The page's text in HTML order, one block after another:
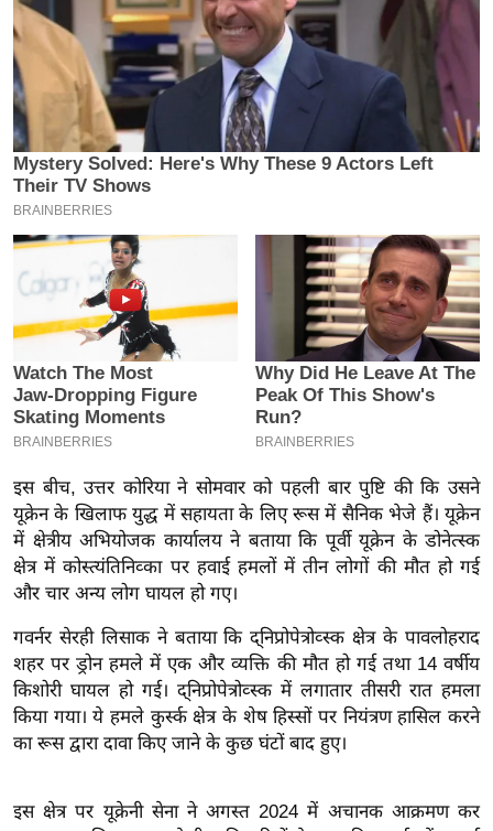
ल
क्रि
के
ट
I
P
L
2
0
6
क्रा
इ
म
ई
-
पे
प
र
मि
सा
ल
मि
इस बीच, उत्तर कोरिया ने सोमवार को पहली बार पुष्टि की कि उसने
यूक्रेन के खिलाफ युद्ध में सहायता के लिए रूस में सैनिक भेजे हैं। यूक्रेन
में क्षेत्रीय अभियोजक कार्यालय ने बताया कि पूर्वी यूक्रेन के डोनेत्स्क
क्षेत्र में कोस्त्यंतिनिव्का पर हवाई हमलों में तीन लोगों की मौत हो गई
और चार अन्य लोग घायल हो गए।
गवर्नर सेरही लिसाक ने बताया कि द्निप्रोपेत्रोव्स्क क्षेत्र के पावलोहराद
शहर पर ड्रोन हमले में एक और व्यक्ति की मौत हो गई तथा 14 वर्षीय
किशोरी घायल हो गई। द्निप्रोपेत्रोव्स्क में लगातार तीसरी रात हमला
किया गया। ये हमले कुर्स्क क्षेत्र के शेष हिस्सों पर नियंत्रण हासिल करने
का रूस द्वारा दावा किए जाने के कुछ घंटों बाद हुए।
इस क्षेत्र पर यूक्रेनी सेना ने अगस्त 2024 में अचानक आक्रमण कर